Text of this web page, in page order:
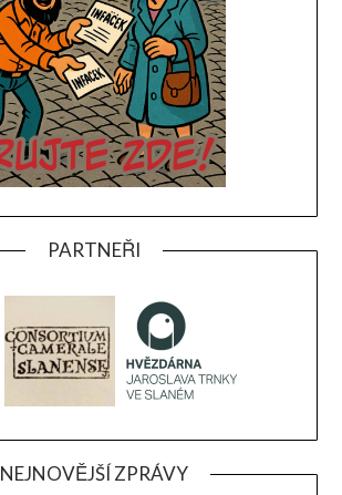
PARTNEŘI
NEJNOVĚJŠÍ ZPRÁVY